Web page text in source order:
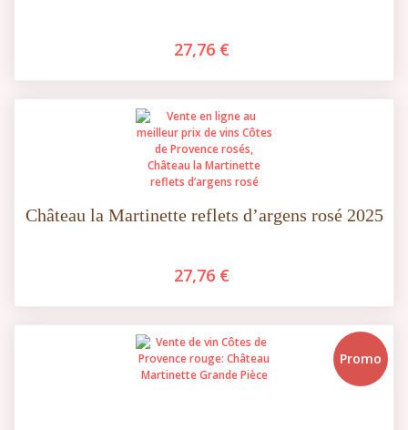
27,76 €
Château la Martinette reflets d’argens rosé 2025
27,76 €
Promo